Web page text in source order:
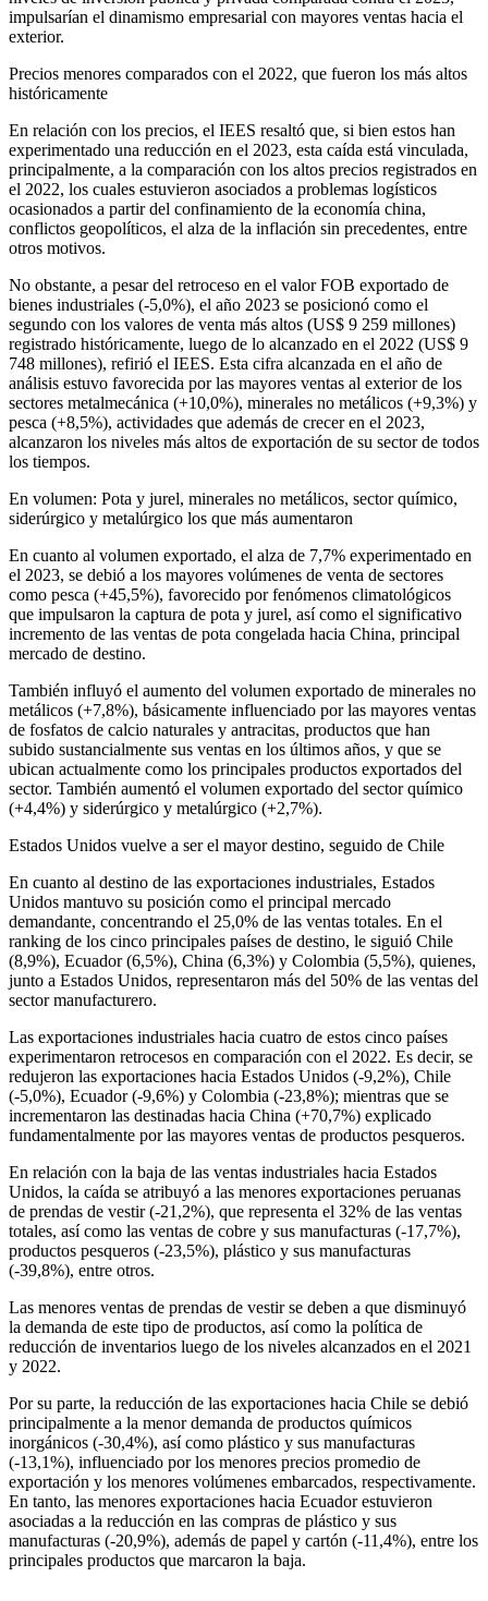
impulsarían el dinamismo empresarial con mayores ventas hacia el
exterior.
Precios menores comparados con el 2022, que fueron los más altos
históricamente
En relación con los precios, el IEES resaltó que, si bien estos han
experimentado una reducción en el 2023, esta caída está vinculada,
principalmente, a la comparación con los altos precios registrados en
el 2022, los cuales estuvieron asociados a problemas logísticos
ocasionados a partir del confinamiento de la economía china,
conflictos geopolíticos, el alza de la inflación sin precedentes, entre
otros motivos.
No obstante, a pesar del retroceso en el valor FOB exportado de
bienes industriales (-5,0%), el año 2023 se posicionó como el
segundo con los valores de venta más altos (US$ 9 259 millones)
registrado históricamente, luego de lo alcanzado en el 2022 (US$ 9
748 millones), refirió el IEES. Esta cifra alcanzada en el año de
análisis estuvo favorecida por las mayores ventas al exterior de los
sectores metalmecánica (+10,0%), minerales no metálicos (+9,3%) y
pesca (+8,5%), actividades que además de crecer en el 2023,
alcanzaron los niveles más altos de exportación de su sector de todos
los tiempos.
En volumen: Pota y jurel, minerales no metálicos, sector químico,
siderúrgico y metalúrgico los que más aumentaron
En cuanto al volumen exportado, el alza de 7,7% experimentado en
el 2023, se debió a los mayores volúmenes de venta de sectores
como pesca (+45,5%), favorecido por fenómenos climatológicos
que impulsaron la captura de pota y jurel, así como el significativo
incremento de las ventas de pota congelada hacia China, principal
mercado de destino.
También influyó el aumento del volumen exportado de minerales no
metálicos (+7,8%), básicamente influenciado por las mayores ventas
de fosfatos de calcio naturales y antracitas, productos que han
subido sustancialmente sus ventas en los últimos años, y que se
ubican actualmente como los principales productos exportados del
sector. También aumentó el volumen exportado del sector químico
(+4,4%) y siderúrgico y metalúrgico (+2,7%).
Estados Unidos vuelve a ser el mayor destino, seguido de Chile
En cuanto al destino de las exportaciones industriales, Estados
Unidos mantuvo su posición como el principal mercado
demandante, concentrando el 25,0% de las ventas totales. En el
ranking de los cinco principales países de destino, le siguió Chile
(8,9%), Ecuador (6,5%), China (6,3%) y Colombia (5,5%), quienes,
junto a Estados Unidos, representaron más del 50% de las ventas del
sector manufacturero.
Las exportaciones industriales hacia cuatro de estos cinco países
experimentaron retrocesos en comparación con el 2022. Es decir, se
redujeron las exportaciones hacia Estados Unidos (-9,2%), Chile
(-5,0%), Ecuador (-9,6%) y Colombia (-23,8%); mientras que se
incrementaron las destinadas hacia China (+70,7%) explicado
fundamentalmente por las mayores ventas de productos pesqueros.
En relación con la baja de las ventas industriales hacia Estados
Unidos, la caída se atribuyó a las menores exportaciones peruanas
de prendas de vestir (-21,2%), que representa el 32% de las ventas
totales, así como las ventas de cobre y sus manufacturas (-17,7%),
productos pesqueros (-23,5%), plástico y sus manufacturas
(-39,8%), entre otros.
Las menores ventas de prendas de vestir se deben a que disminuyó
la demanda de este tipo de productos, así como la política de
reducción de inventarios luego de los niveles alcanzados en el 2021
y 2022.
Por su parte, la reducción de las exportaciones hacia Chile se debió
principalmente a la menor demanda de productos químicos
inorgánicos (-30,4%), así como plástico y sus manufacturas
(-13,1%), influenciado por los menores precios promedio de
exportación y los menores volúmenes embarcados, respectivamente.
En tanto, las menores exportaciones hacia Ecuador estuvieron
asociadas a la reducción en las compras de plástico y sus
manufacturas (-20,9%), además de papel y cartón (-11,4%), entre los
principales productos que marcaron la baja.